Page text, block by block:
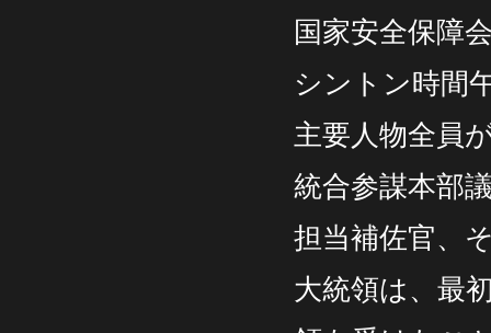
国家安全保障
シントン時間
主要人物全員
統合参謀本部
担当補佐官、
大統領は、最